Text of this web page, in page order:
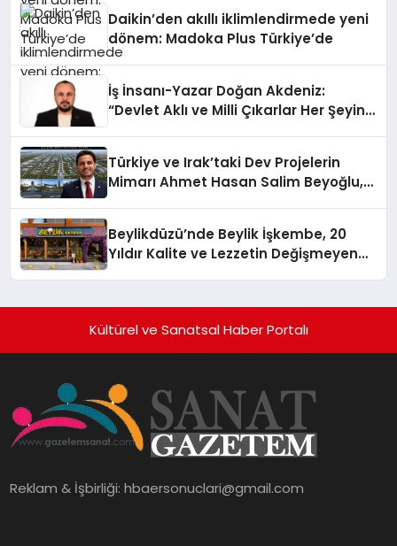
Daikin’den akıllı iklimlendirmede yeni
dönem: Madoka Plus Türkiye’de
İş İnsanı-Yazar Doğan Akdeniz:
“Devlet Aklı ve Milli Çıkarlar Her Şeyin
Türkiye ve Irak’taki Dev Projelerin
Mimarı Ahmet Hasan Salim Beyoğlu,
Hayata Geçirecek
Beylikdüzü’nde Beylik İşkembe, 20
Yıldır Kalite ve Lezzetin Değişmeyen
Kültürel ve Sanatsal Haber Portalı
Reklam & İşbirliği:hbaersonuclari@gmail.com